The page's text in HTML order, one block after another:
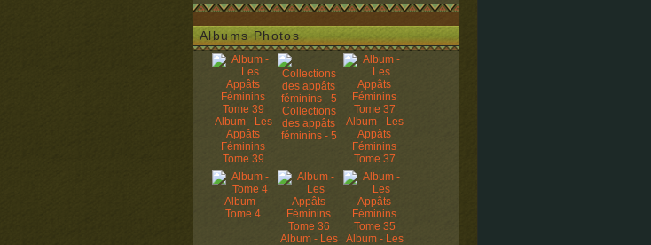
Albums Photos
Album - Les
Appâts
Féminins
Tome 39
Collections
des appâts
féminins - 5
Album - Les
Appâts
Féminins
Tome 37
Album -
Tome 4
Album - Les
Album - Les